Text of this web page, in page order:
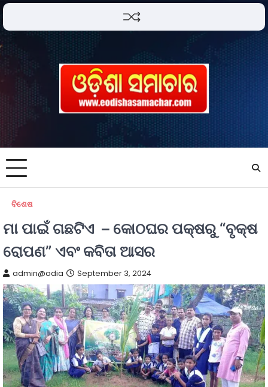
ବିଶେଷ
ମା ପାଇଁ ଗଛଟିଏ – କୋଠଘର ପକ୍ଷରୁ “ବୃକ୍ଷ
ରୋପଣ” ଏବଂ କବିତା ଆସର
admin@odia September 3, 2024